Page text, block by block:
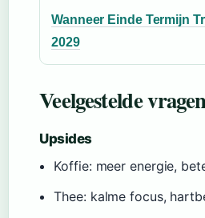
Wanneer Einde Termijn
2029
Veelgestelde
Upsides
Koffie: meer energie,
Thee: kalme focus,